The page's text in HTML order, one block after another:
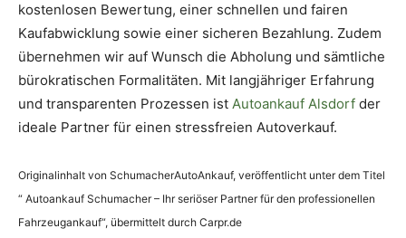
kostenlosen Bewertung, einer schnellen und fairen
Kaufabwicklung sowie einer sicheren Bezahlung. Zudem
übernehmen wir auf Wunsch die Abholung und sämtliche
bürokratischen Formalitäten. Mit langjähriger Erfahrung
und transparenten Prozessen ist Autoankauf Alsdorf der
ideale Partner für einen stressfreien Autoverkauf.
Originalinhalt von SchumacherAutoAnkauf, veröffentlicht unter dem Titel
“ Autoankauf Schumacher – Ihr seriöser Partner für den professionellen
Fahrzeugankauf“, übermittelt durch Carpr.de